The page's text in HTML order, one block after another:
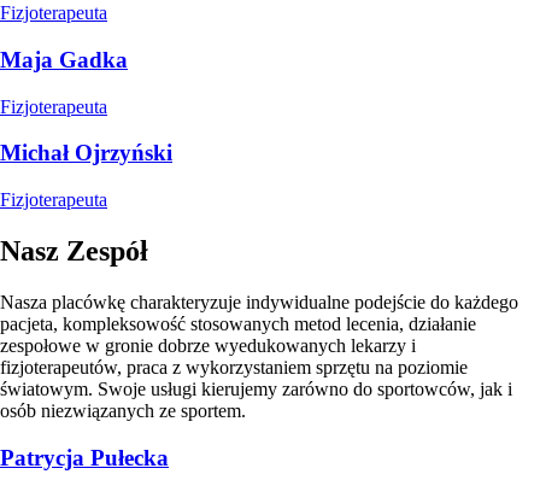
Fizjoterapeuta
Maja Gadka
Fizjoterapeuta
Michał Ojrzyński
Fizjoterapeuta
Nasz Zespół
Nasza placówkę charakteryzuje indywidualne podejście do każdego
pacjeta, kompleksowość stosowanych metod lecenia, działanie
zespołowe w gronie dobrze wyedukowanych lekarzy i
fizjoterapeutów, praca z wykorzystaniem sprzętu na poziomie
światowym. Swoje usługi kierujemy zarówno do sportowców, jak i
osób niezwiązanych ze sportem.
Patrycja Pułecka